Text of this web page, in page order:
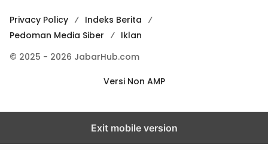
Privacy Policy
Indeks Berita
Pedoman Media Siber
Iklan
© 2025 - 2026 JabarHub.com
Versi Non AMP
Exit mobile version